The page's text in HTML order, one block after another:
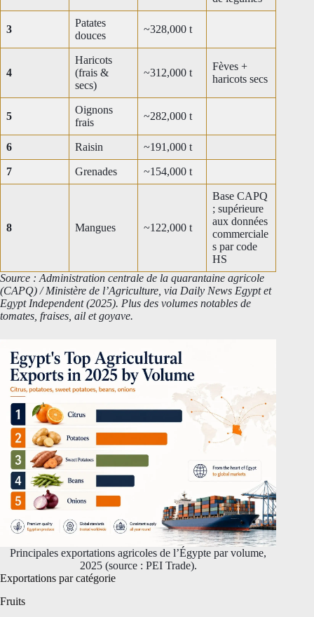
3
Patates
douces
~328,000 t
4
Haricots
(frais &
secs)
~312,000 t
Fèves +
haricots secs
5
Oignons
frais
~282,000 t
6 Raisin ~191,000 t
7 Grenades ~154,000 t
8 Mangues ~122,000 t
Base CAPQ
; supérieure
aux données
commerciale
s par code
HS
Source : Administration centrale de la quarantaine agricole
(CAPQ) / Ministère de l’Agriculture, via Daily News Egypt et
Egypt Independent (2025). Plus des volumes notables de
tomates, fraises, ail et goyave.
Principales exportations agricoles de l’Égypte par volume,
2025 (source : PEI Trade).
Exportations par catégorie
Fruits